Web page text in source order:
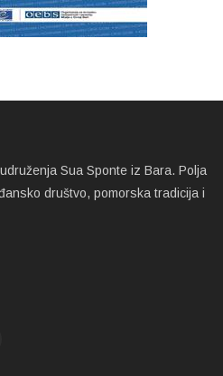
Sua Sponte iz Bara. Polja
društvo, pomorska tradicija i